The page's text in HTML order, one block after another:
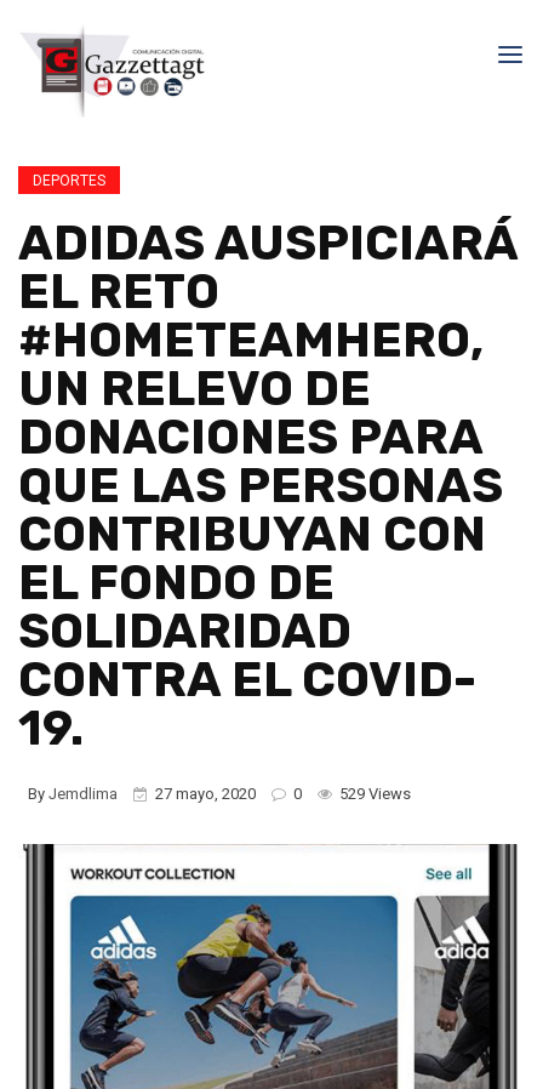
DEPORTES
ADIDAS AUSPICIARÁ
EL RETO
#HOMETEAMHERO,
UN RELEVO DE
DONACIONES PARA
QUE LAS PERSONAS
CONTRIBUYAN CON
EL FONDO DE
SOLIDARIDAD
CONTRA EL COVID-
19.
By Jemdlima 27 mayo, 2020 0 529 Views